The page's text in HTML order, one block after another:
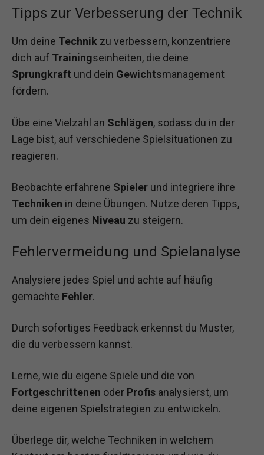
Tipps zur Verbesserung der Technik
Um deine Technik zu verbessern, konzentriere
dich auf Trainingseinheiten, die deine
Sprungkraft und dein Gewichtsmanagement
fördern.
Übe eine Vielzahl an Schlägen, sodass du in der
Lage bist, auf verschiedene Spielsituationen zu
reagieren.
Beobachte erfahrene Spieler und integriere ihre
Techniken in deine Übungen. Nutze deren Tipps,
um dein eigenes Niveau zu steigern.
Fehlervermeidung und Spielanalyse
Analysiere jedes Spiel und achte auf häufig
gemachte Fehler.
Durch sofortiges Feedback erkennst du Muster,
die du verbessern kannst.
Lerne, wie du eigene Spiele und die von
Fortgeschrittenen oder Profis analysierst, um
deine eigenen Spielstrategien zu entwickeln.
Überlege dir, welche Techniken in welchem